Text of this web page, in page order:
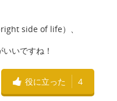
side of life）、
いですね！
役に立った 4